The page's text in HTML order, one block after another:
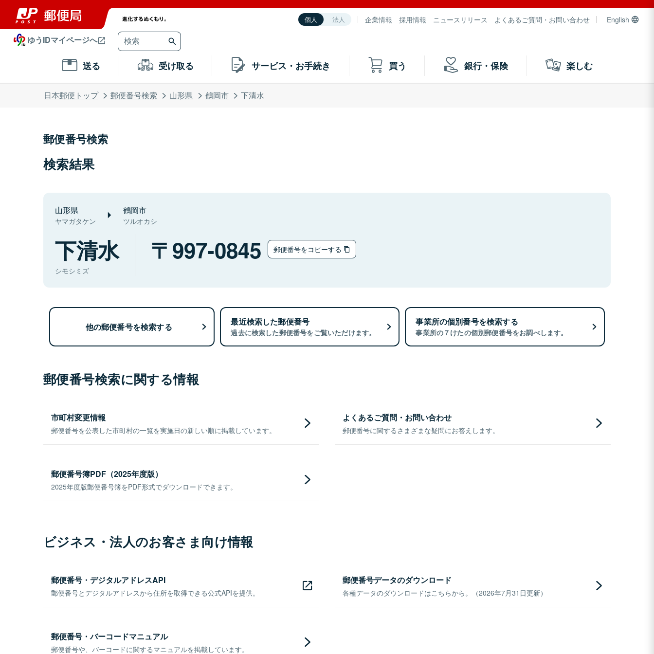
個人 法人 企業情報 採用情報 ニュースリリース よくあるご質問・お問い合わせ English
ゆうIDマイページへ
送る 受け取る サービス・お手続き 買う 銀行・保険 楽しむ
日本郵便トップ 郵便番号検索 山形県 鶴岡市 下清水
郵便番号検索
検索結果
山形県
ヤマガタケン
鶴岡市
ツルオカシ
下清水
シモシミズ
997-0845 郵便番号をコピーする
他の郵便番号を検索する 最近検索した郵便番号
過去に検索した郵便番号をご覧いただけます。
事業所の個別番号を検索する
事業所の７けたの個別郵便番号をお調べします。
郵便番号検索に関する情報
市町村変更情報
郵便番号を公表した市町村の一覧を実施日の新しい順に掲載しています。
よくあるご質問・お問い合わせ
郵便番号に関するさまざまな疑問にお答えします。
郵便番号簿PDF（2025年度版）
2025年度版郵便番号簿をPDF形式でダウンロードできます。
ビジネス・法人のお客さま向け情報
郵便番号・デジタルアドレスAPI
郵便番号とデジタルアドレスから住所を取得できる公式APIを提供。
郵便番号データのダウンロード
各種データのダウンロードはこちらから。（2026年7月31日更新）
郵便番号・バーコードマニュアル
郵便番号や、バーコードに関するマニュアルを掲載しています。